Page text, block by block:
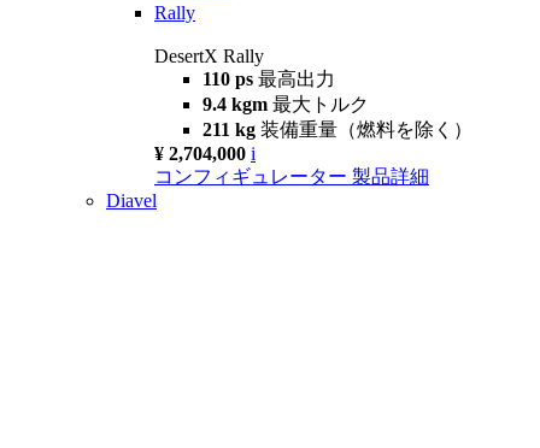
Rally
DesertX Rally
110 ps 最高出力
9.4 kgm 最大トルク
211 kg 装備重量（燃料を除く）
¥ 2,704,000 i
コンフィギュレーター 製品詳細
Diavel